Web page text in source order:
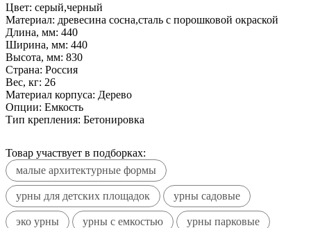
Цвет: серый,черный
Материал: древесина сосна,сталь с порошковой окраской
Длина, мм: 440
Ширина, мм: 440
Высота, мм: 830
Страна: Россия
Вес, кг: 26
Материал корпуса: Дерево
Опции: Емкость
Тип крепления: Бетонировка
Товар участвует в подборках:
малые архитектурные формы
урны для детских площадок урны садовые
эко урны урны с емкостью урны парковые